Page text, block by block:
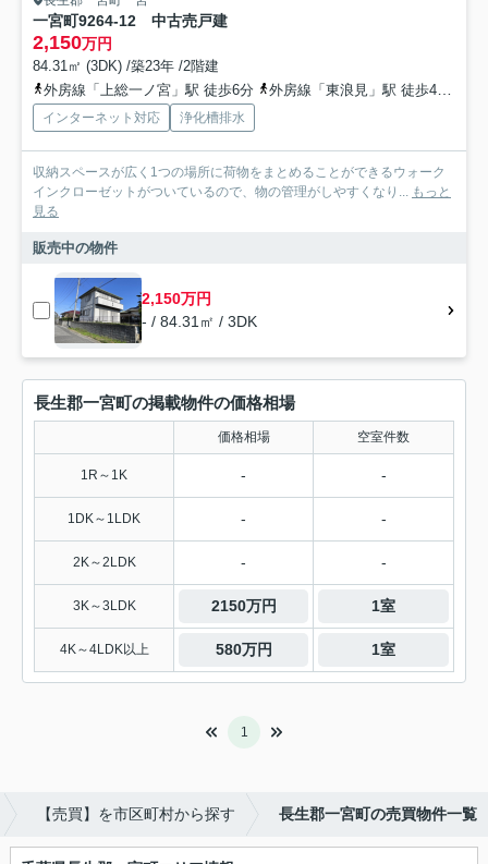
一宮町9264-12 中古売戸建
2,150万円
84.31㎡ (3DK) /築23年 /2階建
外房線「上総一ノ宮」駅 徒歩6分
外房線「東浪見」駅 徒歩47分
インターネット対応 浄化槽排水
収納スペースが広く1つの場所に荷物をまとめることができるウォーク
インクローゼットがついているので、物の管理がしやすくなり... もっと
見る
販売中の物件
2,150万円
- / 84.31㎡ / 3DK
長生郡一宮町の掲載物件の価格相場
価格相場 空室件数
1R～1K - -
1DK～1LDK - -
2K～2LDK - -
3K～3LDK 2150万円 1室
4K～4LDK以上 580万円 1室
1
【売買】を市区町村から探す 長生郡一宮町の売買物件一覧